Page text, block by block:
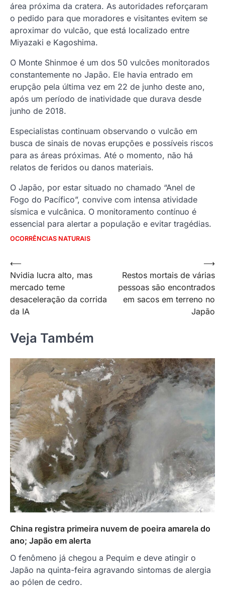
área próxima da cratera. As autoridades reforçaram
o pedido para que moradores e visitantes evitem se
aproximar do vulcão, que está localizado entre
Miyazaki e Kagoshima.
O Monte Shinmoe é um dos 50 vulcões monitorados
constantemente no Japão. Ele havia entrado em
erupção pela última vez em 22 de junho deste ano,
após um período de inatividade que durava desde
junho de 2018.
Especialistas continuam observando o vulcão em
busca de sinais de novas erupções e possíveis riscos
para as áreas próximas. Até o momento, não há
relatos de feridos ou danos materiais.
O Japão, por estar situado no chamado “Anel de
Fogo do Pacífico”, convive com intensa atividade
sísmica e vulcânica. O monitoramento contínuo é
essencial para alertar a população e evitar tragédias.
OCORRÊNCIAS NATURAIS
Navegação
de
Post
⟵
Nvidia lucra alto, mas
mercado teme
desaceleração da corrida
da IA
Restos mortais de várias
pessoas são encontrados
em sacos em terreno no
Japão
⟶
Veja Também
China registra primeira nuvem de poeira amarela do
ano; Japão em alerta
O fenômeno já chegou a Pequim e deve atingir o
Japão na quinta-feira agravando sintomas de alergia
ao pólen de cedro.